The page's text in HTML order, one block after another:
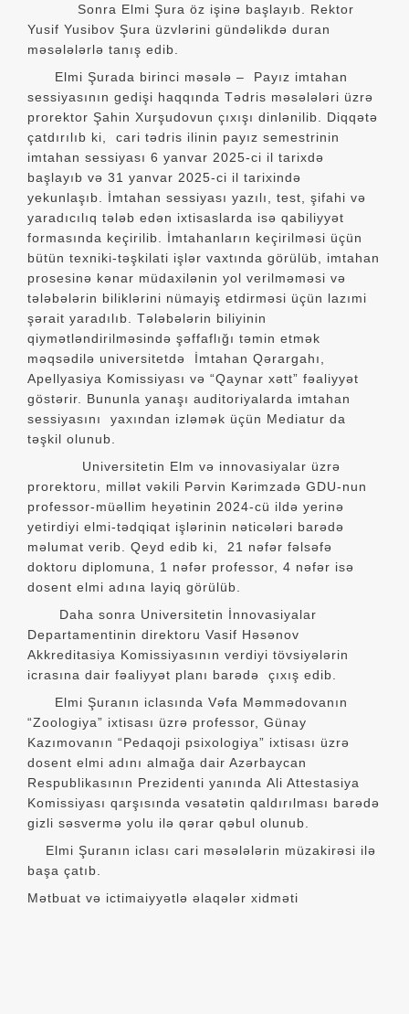
Sonra Elmi Şura öz işinə başlayıb. Rektor
Yusif Yusibov Şura üzvlərini gündəlikdə duran
məsələlərlə tanış edib.
Elmi Şurada birinci məsələ – Payız imtahan
sessiyasının gedişi haqqında Tədris məsələləri üzrə
prorektor Şahin Xurşudovun çıxışı dinlənilib. Diqqətə
çatdırılıb ki, cari tədris ilinin payız semestrinin
imtahan sessiyası 6 yanvar 2025-ci il tarixdə
başlayıb və 31 yanvar 2025-ci il tarixində
yekunlaşıb. İmtahan sessiyası yazılı, test, şifahi və
yaradıcılıq tələb edən ixtisaslarda isə qabiliyyət
formasında keçirilib. İmtahanların keçirilməsi üçün
bütün texniki-təşkilati işlər vaxtında görülüb, imtahan
prosesinə kənar müdaxilənin yol verilməməsi və
tələbələrin biliklərini nümayiş etdirməsi üçün lazımi
şərait yaradılıb. Tələbələrin biliyinin
qiymətləndirilməsində şəffaflığı təmin etmək
məqsədilə universitetdə İmtahan Qərargahı,
Apellyasiya Komissiyası və “Qaynar xətt” fəaliyyət
göstərir. Bununla yanaşı auditoriyalarda imtahan
sessiyasını yaxından izləmək üçün Mediatur da
təşkil olunub.
Universitetin Elm və innovasiyalar üzrə
prorektoru, millət vəkili Pərvin Kərimzadə GDU-nun
professor-müəllim heyətinin 2024-cü ildə yerinə
yetirdiyi elmi-tədqiqat işlərinin nə­ticələri barədə
məlumat verib. Qeyd edib ki, 21 nəfər fəlsəfə
doktoru diplomuna, 1 nəfər professor, 4 nəfər isə
dosent elmi adına layiq görülüb.
Daha sonra Universitetin İnnovasiyalar
Departamentinin direktoru Vasif Həsənov
Akkreditasiya Komissiyasının verdiyi tövsiyələrin
icrasına dair fəaliyyət planı barədə çıxış edib.
Elmi Şuranın iclasında Vəfa Məmmədovanın
“Zoologiya” ixtisası üzrə professor, Günay
Kazımovanın “Pedaqoji psixologiya” ixtisası üzrə
dosent elmi adını almağa dair Azərbaycan
Respublikasının Prezidenti yanında Ali Attestasiya
Komissiyası qarşısında vəsatətin qaldırılması barədə
gizli səsvermə yolu ilə qərar qəbul olunub.
Elmi Şuranın iclası cari məsələlərin müzakirəsi ilə
başa çatıb.
Mətbuat və ictimaiyyətlə əlaqələr xidməti